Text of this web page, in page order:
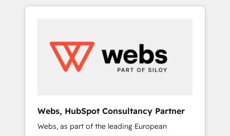
to global brands
HubSpot challenges and improve user
HubSpot for the first time 🔧 Designing and
optimising your HubSpot set-up for better
results 🌐 Website design and build using
using HubSpot Why us? - SIX HubSpot
Accreditations - awarded by HubSpot after a
Webs, HubSpot Consultancy Partner
Webs, as part of the leading European